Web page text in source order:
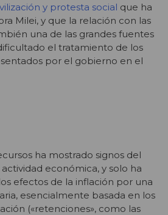
y protesta social que ha
Milei, y que la relación con las
una de las grandes fuentes
el tratamiento de los
por el gobierno en el
ha mostrado signos del
económica, y solo ha
efectos de la inflación por una
esencialmente basada en los
(«retenciones», como las